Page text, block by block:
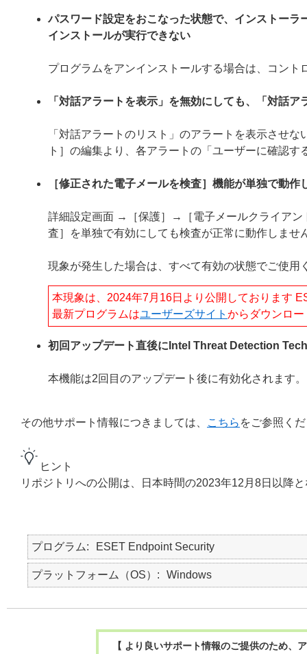
パスワード設定をおこなった状態で、インストー
インストールが実行できない
プログラムをアンインストールする場合は、コン
「対話アラートを表示」を無効にしても、「対話
「対話アラートのリスト」のアラートを表示させ
ト］の編集より、各アラートの「ユーザーに確認
［修正された電子メールを検査］機能が単独で動作
詳細設定画面 →［保護］→［電子メールクライア
査］を単独で有効にしても検査が正常に動作しませ
現象が発生した場合は、すべて有効の状態でご使用
本現象は、2024年7月16日より公開しております
最新プログラムはユーザーズサイト からダウンロ
初回アップデート直後にIntel Threat Detection
本機能は2回目のアップデート後に有効化されます。
その他サポート情報につきましては、 こちら をご参照く
ヒント
リポジトリへの公開は、日本時間の2023年12月8日以降
プログラム ESET Endpoint Security
プラットフォーム（OS） Windows
【 より良いサポート情報のご提供のため